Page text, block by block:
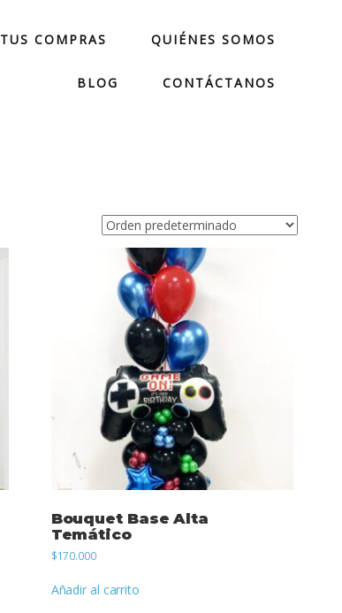
TUS COMPRAS QUIÉNES SOMOS
BLOG CONTÁCTANOS
Bouquet Base Alta
Temático
$170.000
Añadir al carrito